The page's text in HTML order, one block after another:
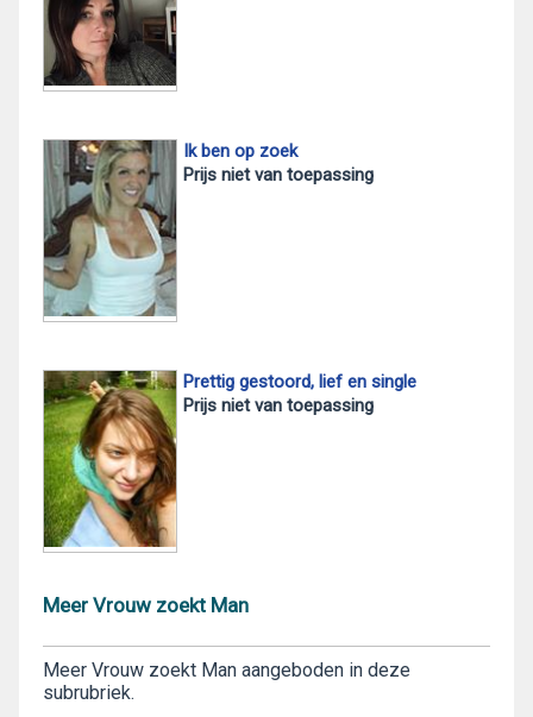
Ik ben op zoek
Prijs niet van toepassing
Prettig gestoord, lief en single
Prijs niet van toepassing
Meer Vrouw zoekt Man
Meer Vrouw zoekt Man aangeboden in deze
subrubriek.